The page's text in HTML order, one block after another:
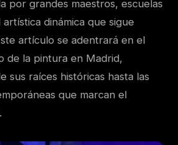
por grandes maestros, escuelas
dinámica que sigue
artículo se adentrará en el
de la pintura en Madrid,
sus raíces históricas hasta las
que marcan el